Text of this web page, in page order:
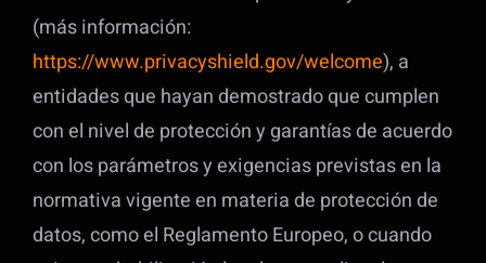
(más información:
https://www.privacyshield.gov/welcome), a
entidades que hayan demostrado que cumplen
con el nivel de protección y garantías de acuerdo
con los parámetros y exigencias previstas en la
normativa vigente en materia de protección de
datos, como el Reglamento Europeo, o cuando